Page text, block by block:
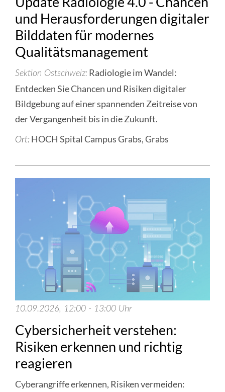
und Herausforderungen digitaler
Bilddaten für modernes
Qualitätsmanagement
Sektion Ostschweiz Radiologie im Wandel:
Entdecken Sie Chancen und Risiken digitaler
Bildgebung auf einer spannenden Zeitreise von
der Vergangenheit bis in die Zukunft.
Ort: HOCH Spital Campus Grabs, Grabs
10.09.2026, 12:00 - 13:00 Uhr
Cybersicherheit verstehen:
Risiken erkennen und richtig
reagieren
Cyberangriffe erkennen, Risiken vermeiden: